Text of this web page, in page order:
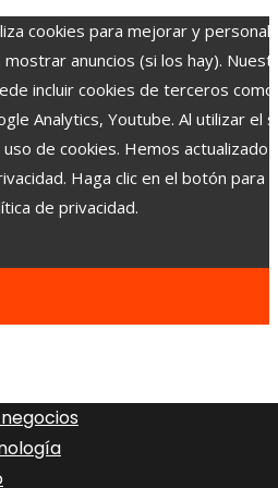
cookies para mejorar y
anuncios (si los hay).
incluir cookies de terceros como
Analytics, Youtube. Al utilizar el
de cookies. Hemos actualizado
Haga clic en el botón para
de privacidad.